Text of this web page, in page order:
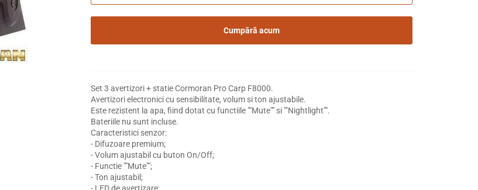
Cumpără acum
Set 3 avertizori + statie Cormoran Pro Carp F8000.
Avertizori electronici cu sensibilitate, volum si ton ajustabile.
Este rezistent la apa, fiind dotat cu functiile ""Mute"" si ""Nightlight"".
Bateriile nu sunt incluse.
Caracteristici senzor:
- Difuzoare premium;
- Volum ajustabil cu buton On/Off;
- Functie ""Mute"";
- Ton ajustabil;
- LED de avertizare;